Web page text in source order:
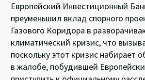
Европейский Инвестиционный
преуменьшил вклад спорного
Газового Коридора в
климатический кризис, что
поскольку этот кризис набирает
в жалобе, побудившей